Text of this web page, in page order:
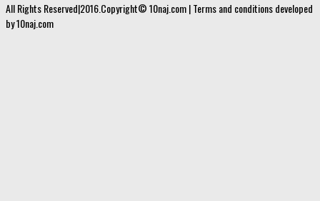
All Rights Reserved|2016.Copyright© 10naj.com | Terms and conditions developed
by 10naj.com